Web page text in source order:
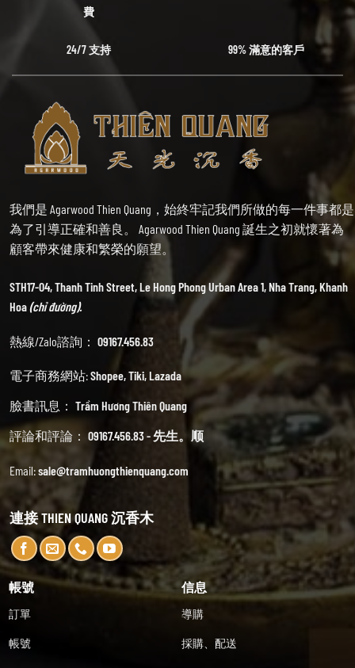
費
24/7 支持 99% 滿意的客戶
我們是 Agarwood Thien Quang，始終牢記我們所做的每一件事都是
為了引導正確和善良。 Agarwood Thien Quang 誕生之初就懷著為
顧客帶來健康和繁榮的願望。
STH17-04, Thanh Tinh Street, Le Hong Phong Urban Area 1, Nha Trang, Khanh
Hoa(chỉ đường).
熱線/Zalo諮詢： 09167.456.83
電子商務網站:Shopee,Tiki,Lazada
臉書訊息： Trầm Hương Thiên Quang
評論和評論： 09167.456.83 - 先生。顺
Email:sale@tramhuongthienquang.com
連接 THIEN QUANG 沉香木
帳號
訂單
帳號
信息
導購
採購、配送